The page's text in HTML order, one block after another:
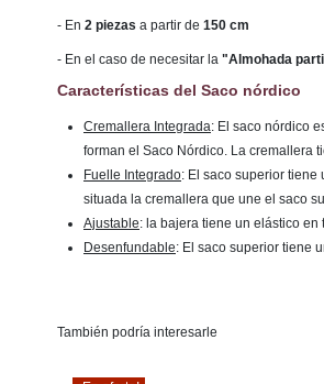
- En 2 piezas a partir de 150 cm
- En el caso de necesitar la "Almohada
Características del Saco nórdico
Cremallera Integrada: El saco nórdico
forman el Saco Nórdico. La cremallera
Fuelle Integrado: El saco superior
situada la cremallera que une el saco
Ajustable: la bajera tiene un elástico
Desenfundable: El saco superior tiene
También podría interesarle